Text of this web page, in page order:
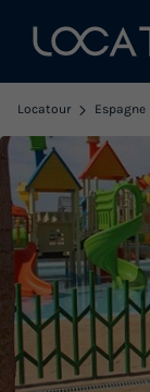
Locatour Espagne